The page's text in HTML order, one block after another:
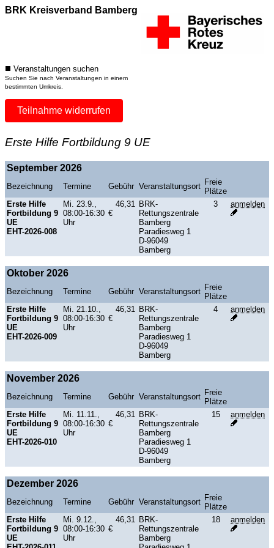
BRK Kreisverband Bamberg
Veranstaltungen suchen
Suchen Sie nach Veranstaltungen in einem
bestimmten Umkreis.
Teilnahme widerrufen
Erste Hilfe Fortbildung 9 UE
September 2026
Bezeichnung Termine Gebühr Veranstaltungsort Freie
Plätze
Erste Hilfe
Fortbildung 9
UE
EHT-2026-008
Mi. 23.9.,
08:00-16:30
Uhr
46,31
€
BRK-
Rettungszentrale
Bamberg
Paradiesweg 1
D-96049
Bamberg
3 anmelden
Oktober 2026
Bezeichnung Termine Gebühr Veranstaltungsort Freie
Plätze
Erste Hilfe
Fortbildung 9
UE
EHT-2026-009
Mi. 21.10.,
08:00-16:30
Uhr
46,31
€
BRK-
Rettungszentrale
Bamberg
Paradiesweg 1
D-96049
Bamberg
4 anmelden
November 2026
Bezeichnung Termine Gebühr Veranstaltungsort Freie
Plätze
Erste Hilfe
Fortbildung 9
UE
EHT-2026-010
Mi. 11.11.,
08:00-16:30
Uhr
46,31
€
BRK-
Rettungszentrale
Bamberg
Paradiesweg 1
D-96049
Bamberg
15 anmelden
Dezember 2026
Bezeichnung Termine Gebühr Veranstaltungsort Freie
Plätze
Erste Hilfe
Fortbildung 9
UE
Mi. 9.12.,
08:00-16:30
Uhr
46,31
€
BRK-
Rettungszentrale
Bamberg
18 anmelden